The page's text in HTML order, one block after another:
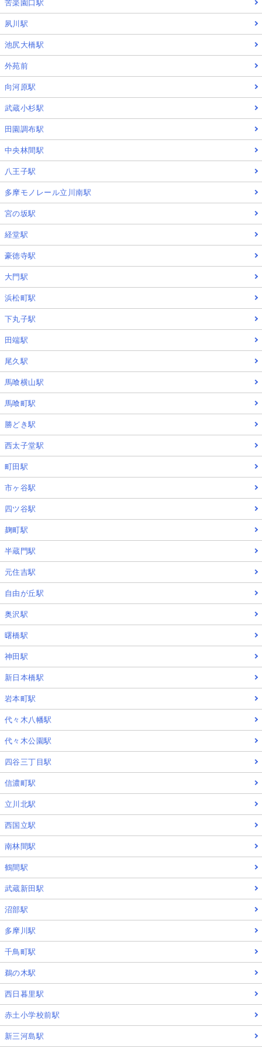
苦楽園口駅
夙川駅
池尻大橋駅
外苑前
向河原駅
武蔵小杉駅
田園調布駅
中央林間駅
八王子駅
多摩モノレール立川南駅
宮の坂駅
経堂駅
豪徳寺駅
大門駅
浜松町駅
下丸子駅
田端駅
尾久駅
馬喰横山駅
馬喰町駅
勝どき駅
西太子堂駅
町田駅
市ヶ谷駅
四ツ谷駅
麹町駅
半蔵門駅
元住吉駅
自由が丘駅
奥沢駅
曙橋駅
神田駅
新日本橋駅
岩本町駅
代々木八幡駅
代々木公園駅
四谷三丁目駅
信濃町駅
立川北駅
西国立駅
南林間駅
鶴間駅
武蔵新田駅
沼部駅
多摩川駅
千鳥町駅
鵜の木駅
西日暮里駅
赤土小学校前駅
新三河島駅